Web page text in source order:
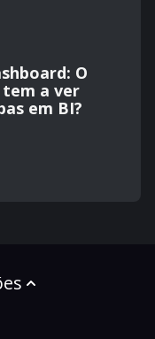
O
a ver
em BI?